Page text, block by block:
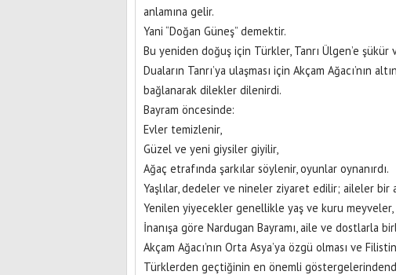
anlamına gelir.
Yani “Doğan Güneş” demektir.
Bu yeniden doğuş için Türkler, Tanrı Ülgen’e şükür
Duaların Tanrı’ya ulaşması için Akçam Ağacı’nın
bağlanarak dilekler dilenirdi.
Bayram öncesinde:
Evler temizlenir,
Güzel ve yeni giysiler giyilir,
Ağaç etrafında şarkılar söylenir, oyunlar oynanırdı.
Yaşlılar, dedeler ve nineler ziyaret edilir; aileler
Yenilen yiyecekler genellikle yaş ve kuru
İnanışa göre Nardugan Bayramı, aile ve dostlarla
Akçam Ağacı’nın Orta Asya’ya özgü olması ve
Türklerden geçtiğinin en önemli